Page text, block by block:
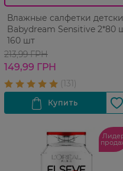
Влажные салфетки
Babydream Sensitive 2*80
160 шт
213,99 ГРН
149,99 ГРН